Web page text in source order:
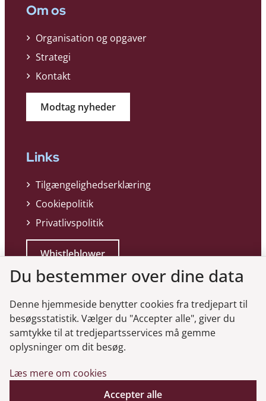
Om os
Organisation og opgaver
Strategi
Kontakt
Modtag nyheder
Links
Tilgængelighedserklæring
Cookiepolitik
Privatlivspolitik
Whistleblower
Genveje
Gå til virksomhedsregisteret
Gå til selskabsmeddelelser
Du bestemmer over dine data
Denne hjemmeside benytter cookies fra tredjepart til
besøgsstatistik. Vælger du "Accepter alle", giver du
samtykke til at tredjepartsservices må gemme
oplysninger om dit besøg.
Læs mere om cookies
Accepter alle